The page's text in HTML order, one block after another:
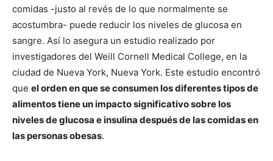
comidas -justo al revés de lo que normalmente se
acostumbra- puede reducir los niveles de glucosa en
sangre. Así lo asegura un estudio realizado por
investigadores del Weill Cornell Medical College, en la
ciudad de Nueva York, Nueva York. Este estudio encontró
que el orden en que se consumen los diferentes tipos de
alimentos tiene un impacto significativo sobre los
niveles de glucosa e insulina después de las comidas en
las personas obesas.